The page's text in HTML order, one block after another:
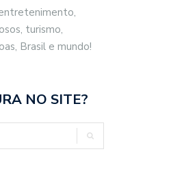
turismo,
Brasil e mundo!
NO SITE?